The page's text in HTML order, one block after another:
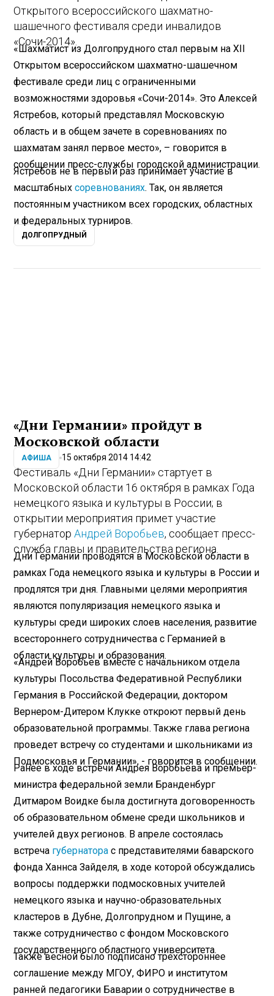
Открытого всероссийского шахматно-
шашечного фестиваля среди инвалидов
«Сочи-2014».
«Шахматист из Долгопрудного стал первым на XII
Открытом всероссийском шахматно-шашечном
фестивале среди лиц с ограниченными
возможностями здоровья «Сочи-2014». Это Алексей
Ястребов, который представлял Московскую
область и в общем зачете в соревнованиях по
шахматам занял первое место», – говорится в
сообщении пресс-службы городской администрации.
Ястребов не в первый раз принимает участие в
масштабныхсоревнованиях. Так, он является
постоянным участником всех городских, областных
и федеральных турниров.
ДОЛГОПРУДНЫЙ
«Дни Германии» пройдут в
Московской области
АФИША 15 октября 2014 14:42
Фестиваль «Дни Германии» стартует в
Московской области 16 октября в рамках Года
немецкого языка и культуры в России; в
открытии мероприятия примет участие
губернаторАндрей Воробьев, сообщает пресс-
служба главы и правительства региона.
Дни Германии проводятся в Московской области в
рамках Года немецкого языка и культуры в России и
продлятся три дня. Главными целями мероприятия
являются популяризация немецкого языка и
культуры среди широких слоев населения, развитие
всестороннего сотрудничества с Германией в
области культуры и образования.
«Андрей Воробьев вместе с начальником отдела
культуры Посольства Федеративной Республики
Германия в Российской Федерации, доктором
Вернером-Дитером Клукке откроют первый день
образовательной программы. Также глава региона
проведет встречу со студентами и школьниками из
Подмосковья и Германии», - говорится в сообщении.
Ранее в ходе встречи Андрея Воробьева и премьер-
министра федеральной земли Бранденбург
Дитмаром Воидке была достигнута договоренность
об образовательном обмене среди школьников и
учителей двух регионов. В апреле состоялась
встреча губернатора с представителями баварского
фонда Ханнса Зайделя, в ходе которой обсуждались
вопросы поддержки подмосковных учителей
немецкого языка и научно-образовательных
кластеров в Дубне, Долгопрудном и Пущине, а
также сотрудничество с фондом Московского
государственного областного университета.
Также весной было подписано трехстороннее
соглашение между МГОУ, ФИРО и институтом
ранней педагогики Баварии о сотрудничестве в